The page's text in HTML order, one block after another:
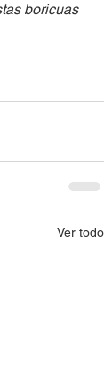
boricuas
Ver todo